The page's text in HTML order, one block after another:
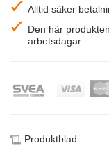
Alltid säker
Den här
arbetsdagar.
Produktblad